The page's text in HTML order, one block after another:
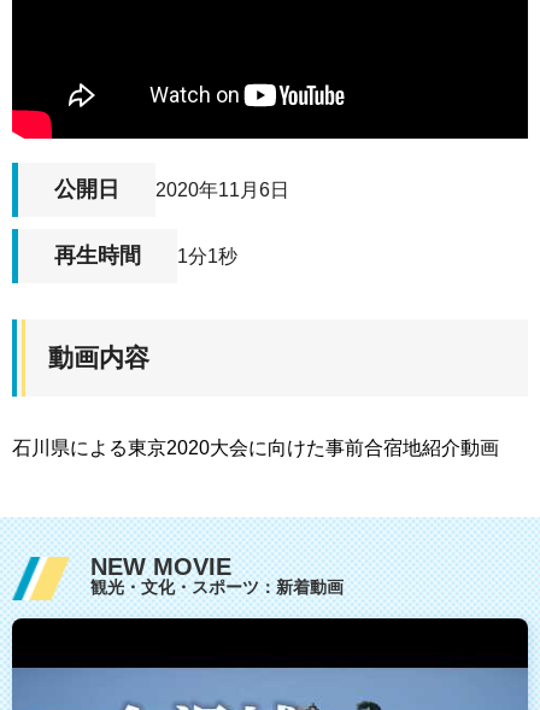
公開日 2020年11月6日
再生時間 1分1秒
動画内容
石川県による東京2020大会に向けた事前合宿地紹介動画
NEW MOVIE
観光・文化・スポーツ：新着動画